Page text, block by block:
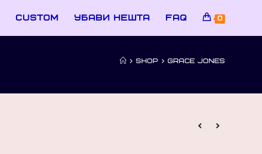
custom убави нешта faq 0
> SHOP > GRACE JONES